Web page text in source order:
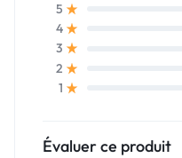
5
4
3
2
1
Évaluer ce produit